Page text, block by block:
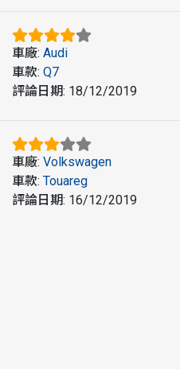
車廠: Audi
車款: Q7
評論日期: 18/12/2019
車廠: Volkswagen
車款: Touareg
評論日期: 16/12/2019